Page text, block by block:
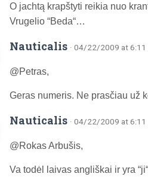
O jachtą krapštyti reikia nuo
Vrugelio “Beda“…
Nauticalis · 04/22/2009 at 6:11
@Petras,
Geras numeris. Ne prasčiau už
Nauticalis · 04/22/2009 at 6:11
@Rokas Arbušis,
Va todėl laivas angliškai ir yra